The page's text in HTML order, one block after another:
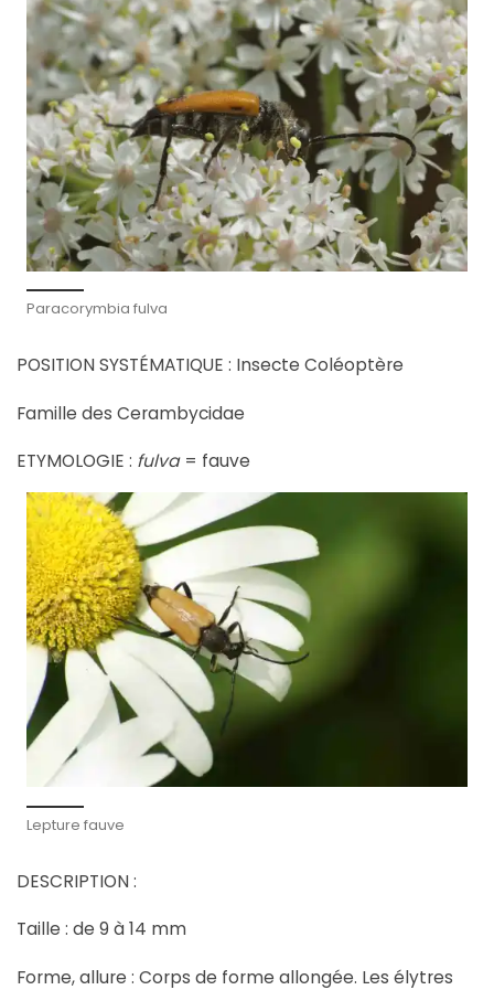
Paracorymbia fulva
POSITION SYSTÉMATIQUE : Insecte Coléoptère
Famille des Cerambycidae
ETYMOLOGIE : fulva= fauve
Lepture fauve
DESCRIPTION :
Taille : de 9 à 14 mm
Forme, allure : Corps de forme allongée. Les élytres